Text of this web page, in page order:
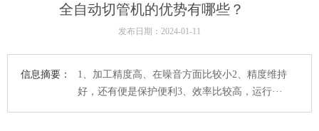
全自动切管机的优势有哪些？
发布日期：2024-01-11
信息摘要：
1、加工精度高、在噪音方面比较小2、精度维持
好，还有便是保护便利3、效率比较高，运行···